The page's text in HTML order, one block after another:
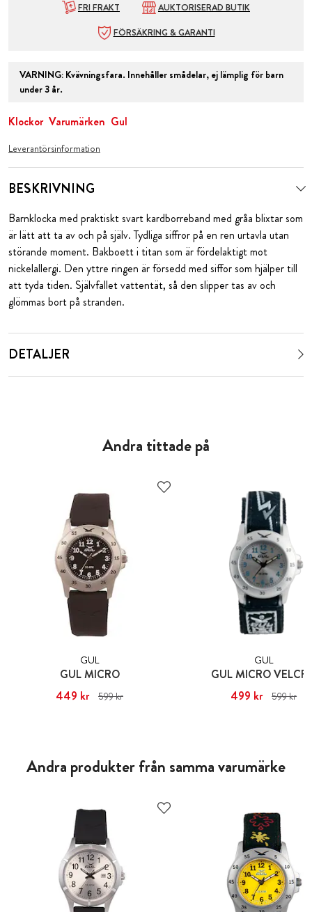
FRI FRAKT
AUKTORISERAD BUTIK
FÖRSÄKRING & GARANTI
VARNING: Kvävningsfara. Innehåller smådelar, ej lämplig för barn
under 3 år.
Klockor Varumärken Gul
Leverantörsinformation
BESKRIVNING
Barnklocka med praktiskt svart kardborreband med gråa blixtar som
är lätt att ta av och på själv. Tydliga siffror på en ren urtavla utan
störande moment. Bakboett i titan som är fördelaktigt mot
nickelallergi. Den yttre ringen är försedd med siffor som hjälper till
att tyda tiden. Självfallet vattentät, så den slipper tas av och
glömmas bort på stranden.
DETALJER
Andra tittade på
GUL
GUL MICRO
Nuvarande pris: 449 kr
449 kr 599 kr
GUL
GUL MICRO
Nuvarande pris: 499 kr
499 kr 599 kr
Andra produkter från samma varumärke